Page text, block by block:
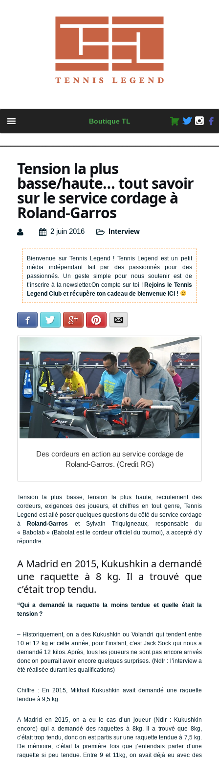
content
Boutique TL
Tension la plus
basse/haute… tout savoir
sur le service cordage à
Roland-Garros
2 juin 2016 Interview
Bienvenue sur Tennis Legend ! Tennis Legend est un petit
média indépendant fait par des passionnés pour des
passionnés. Un geste simple pour nous soutenir est de
t’inscrire à la newsletter.On compte sur toi !Rejoins le Tennis
Legend Club et récupère ton cadeau de bienvenue ICI !
Facebook Twitter Google+Pinterest
Des cordeurs en action au service cordage de
Roland-Garros. (Credit RG)
Tension la plus basse, tension la plus haute, recrutement des
cordeurs, exigences des joueurs, et chiffres en tout genre, Tennis
Legend est allé poser quelques questions du côté du service cordage
à
Roland-Garros et Sylvain Triquigneaux, responsable du
« Babolab » (Babolat est le cordeur officiel du tournoi), a accepté d’y
répondre.
A Madrid en 2015, Kukushkin a demandé
une raquette à 8 kg. Il a trouvé que
c’était trop tendu.
“Qui a demandé la raquette la moins tendue et quelle était la
tension ?
– Historiquement, on a des Kukushkin ou Volandri qui tendent entre
10 et 12 kg et cette année, pour l’instant, c’est Jack Sock qui nous a
demandé 12 kilos. Après, tous les joueurs ne sont pas encore arrivés
donc on pourrait avoir encore quelques surprises. (Ndlr : l’interview a
été réalisée durant les qualifications)
Chiffre : En 2015, Mikhail Kukushkin avait demandé une raquette
tendue à 9,5 kg.
A Madrid en 2015, on a eu le cas d’un joueur (Ndlr : Kukushkin
encore) qui a demandé des raquettes à 8kg. Il a trouvé que 8kg,
c’était trop tendu, donc on est partis sur une raquette tendue à 7,5 kg.
De mémoire, c’était la première fois que j’entendais parler d’une
raquette si peu tendue. Entre 9 et 11kg, on avait déjà eu avec des